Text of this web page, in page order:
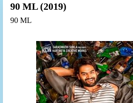
90 ML (2019)
90 ML